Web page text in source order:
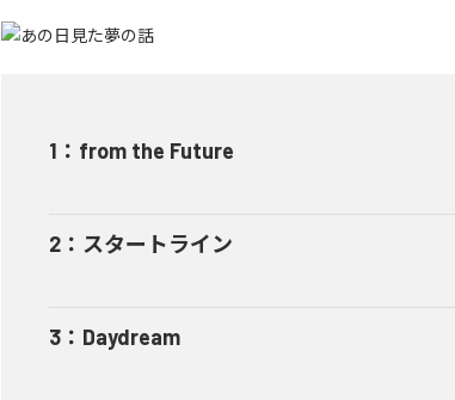
1 ： from the Future
2 ： スタートライン
3 ： Daydream